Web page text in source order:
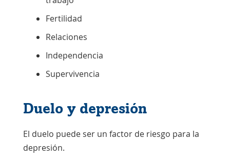
Fertilidad
Relaciones
Independencia
Supervivencia
Duelo y depresión
El duelo puede ser un factor de riesgo para la
depresión.